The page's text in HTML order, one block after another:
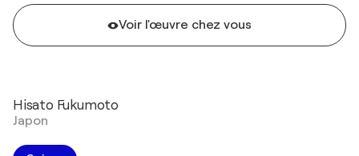
Voir l'œuvre chez vous
Hisato Fukumoto
Japon